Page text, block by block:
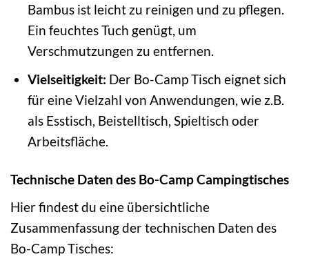
Bambus ist leicht zu reinigen und zu pflegen.
Ein feuchtes Tuch genügt, um
Verschmutzungen zu entfernen.
Vielseitigkeit: Der Bo-Camp Tisch eignet sich
für eine Vielzahl von Anwendungen, wie z.B.
als Esstisch, Beistelltisch, Spieltisch oder
Arbeitsfläche.
Technische Daten des Bo-Camp Campingtisches
Hier findest du eine übersichtliche
Zusammenfassung der technischen Daten des
Bo-Camp Tisches: